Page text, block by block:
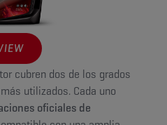
cubren dos de los grados
utilizados. Cada uno
oficiales de